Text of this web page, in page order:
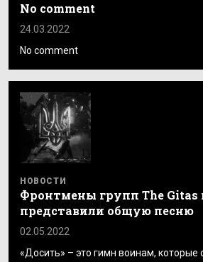
No comment
24.03.2022
No comment
НОВОСТИ
Фронтмены групп The Gitas
представили общую песню
02.05.2022
«Досить» – это гимн воинам,